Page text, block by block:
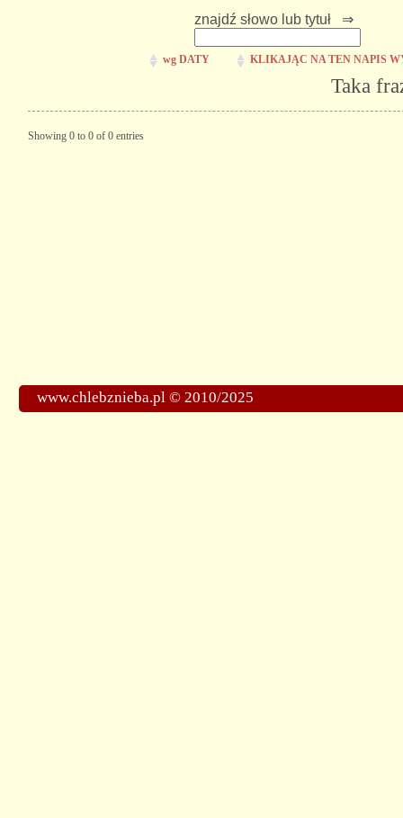
znajdź słowo lub tytuł ⇒
wg DATY KLIKAJĄC NA TEN NAPIS
Taka
Showing 0 to 0 of 0 entries
www.chlebznieba.pl © 2010/2025